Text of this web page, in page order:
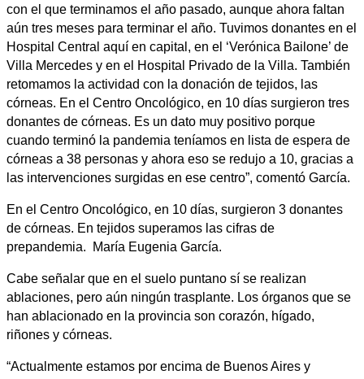
con el que terminamos el año pasado, aunque ahora faltan
aún tres meses para terminar el año. Tuvimos donantes en el
Hospital Central aquí en capital, en el ‘Verónica Bailone’ de
Villa Mercedes y en el Hospital Privado de la Villa. También
retomamos la actividad con la donación de tejidos, las
córneas. En el Centro Oncológico, en 10 días surgieron tres
donantes de córneas. Es un dato muy positivo porque
cuando terminó la pandemia teníamos en lista de espera de
córneas a 38 personas y ahora eso se redujo a 10, gracias a
las intervenciones surgidas en ese centro”, comentó García.
En el Centro Oncológico, en 10 días, surgieron 3 donantes
de córneas. En tejidos superamos las cifras de
prepandemia. María Eugenia García.
Cabe señalar que en el suelo puntano sí se realizan
ablaciones, pero aún ningún trasplante. Los órganos que se
han ablacionado en la provincia son corazón, hígado,
riñones y córneas.
“Actualmente estamos por encima de Buenos Aires y